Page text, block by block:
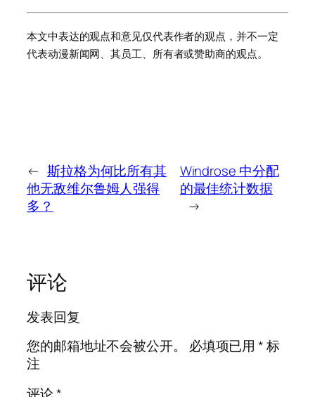
本文中表达的观点和意见仅代表作者的观点，并不一定
代表动漫新闻网、其员工、所有者或赞助商的观点。
← 斯拉格为何比所有其
他无敌维尔鲁姆人强得
多？
Windrose 中分配
的最佳统计数据
→
评论
发表回复
您的邮箱地址不会被公开。
必填项已用*标
注